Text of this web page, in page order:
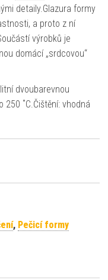
detaily.Glazura formy
a proto z ní
výrobků je
domácí „srdcovou“
dvoubarevnou
˚C.Čištění: vhodná
, Pečicí formy